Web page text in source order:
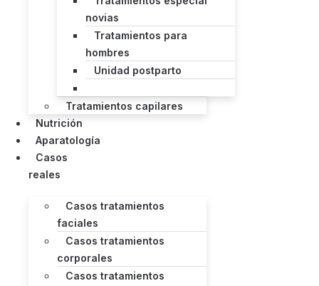
novias
Tratamientos para
hombres
Unidad postparto
Tratamientos capilares
Nutrición
Aparatología
Casos
reales
Casos tratamientos
faciales
Casos tratamientos
corporales
Casos tratamientos